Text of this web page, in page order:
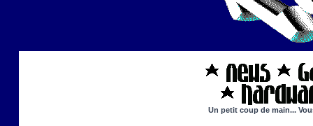
Un petit coup de main...